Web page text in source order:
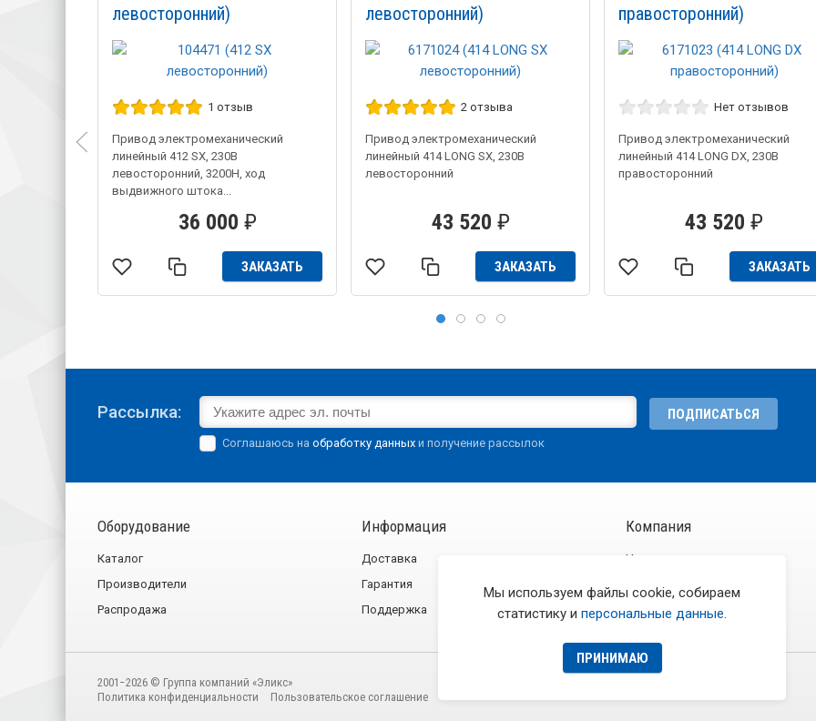
левосторонний)
1 отзыв
Привод электромеханический
линейный 412 SX, 230В
левосторонний, 3200Н, ход
выдвижного штока...
36 000 ₽
ЗАКАЗАТЬ
левосторонний)
2 отзыва
Привод электромеханический
линейный 414 LONG SX, 230В
левосторонний
43 520 ₽
ЗАКАЗАТЬ
правосторонний)
Нет отзывов
Привод электромеханический
линейный 414 LONG DX, 230В
правосторонний
43 520 ₽
ЗАКАЗАТЬ
Рассылка: ПОДПИСАТЬСЯ
Соглашаюсь на обработку данных и получение рассылок
Оборудование
Каталог
Производители
Распродажа
Информация
Доставка
Гарантия
Поддержка
Компания
Новости
Контакты
2001−2026 © Группа компаний «Эликс»
Политика конфиденциальности
Пользовательское соглашение
Мы используем файлы cookie, собираем
статистику и персональные данные.
ПРИНИМАЮ